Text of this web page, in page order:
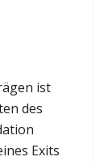
ist
des
Exits